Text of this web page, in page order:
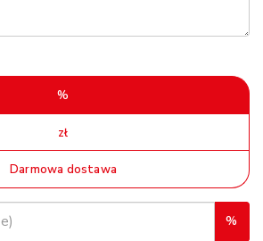
%
zł
Darmowa dostawa
%